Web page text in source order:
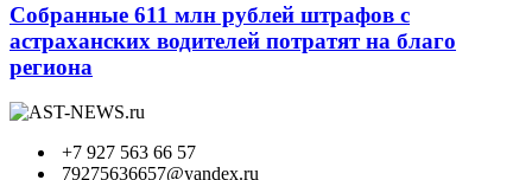
Собранные 611 млн рублей штрафов с
астраханских водителей потратят на благо
региона
+7 927 563 66 57
79275636657@yandex.ru